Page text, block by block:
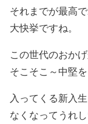
それまでが最高
大快挙ですね。
この世代のおか
そこそこ～中堅
入ってくる新入
なくなってうれし